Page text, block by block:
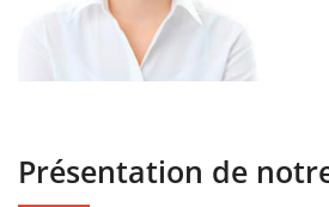
Présentation de